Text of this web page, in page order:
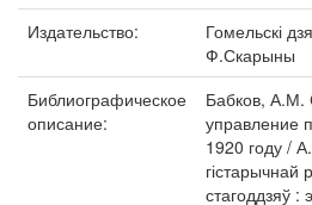
Издательство:
Гомельскі
Ф.Скарыны
Библиографическое
описание:
Бабков, А.М.
управление
1920 году /
гістарычнай
стагоддзяў :